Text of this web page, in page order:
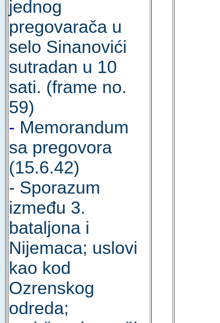
jednog
pregovarača u
selo Sinanovići
sutradan u 10
sati. (frame no.
59)
- Memorandum
sa pregovora
(15.6.42)
- Sporazum
između 3.
bataljona i
Nijemaca; uslovi
kao kod
Ozrenskog
odreda;